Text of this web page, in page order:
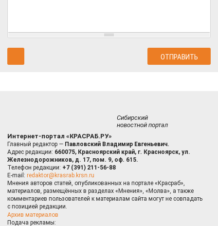
Сибирский
новостной портал
Интернет-портал «КРАСРАБ.РУ»
Главный редактор — Павловский Владимир Евгеньевич.
Адрес редакции: 660075, Красноярский край, г. Красноярск, ул.
Железнодорожников, д. 17, пом. 9, оф. 615.
Телефон редакции: +7 (391) 211-56-88
E-mail: redaktor@krasrab.krsn.ru
Мнения авторов статей, опубликованных на портале «Красраб»,
материалов, размещённых в разделах «Мнения», «Молва», а также
комментариев пользователей к материалам сайта могут не совпадать
с позицией редакции.
Архив материалов
Подача рекламы: